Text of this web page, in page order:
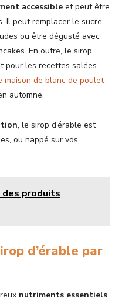
accessible et peut être
Il peut remplacer le sucre
ou être dégusté avec
En outre, le sirop
pour les recettes salées.
maison de blanc de poulet
automne.
, le sirop d’érable est
ou nappé sur vos
des produits
d’érable par
nutriments essentiels